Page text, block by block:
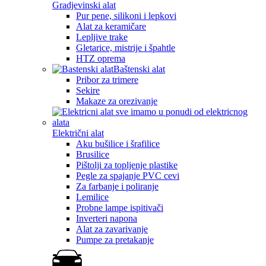
Gradjevinski alat
Pur pene, silikoni i lepkovi
Alat za keramičare
Lepljive trake
Gletarice, mistrije i špahtle
HTZ oprema
Baštenski alat
Pribor za trimere
Sekire
Makaze za orezivanje
Električni alat
Aku bušilice i šrafilice
Brusilice
Pištolji za topljenje plastike
Pegle za spajanje PVC cevi
Za farbanje i poliranje
Lemilice
Probne lampe ispitivači
Inverteri napona
Alat za zavarivanje
Pumpe za pretakanje